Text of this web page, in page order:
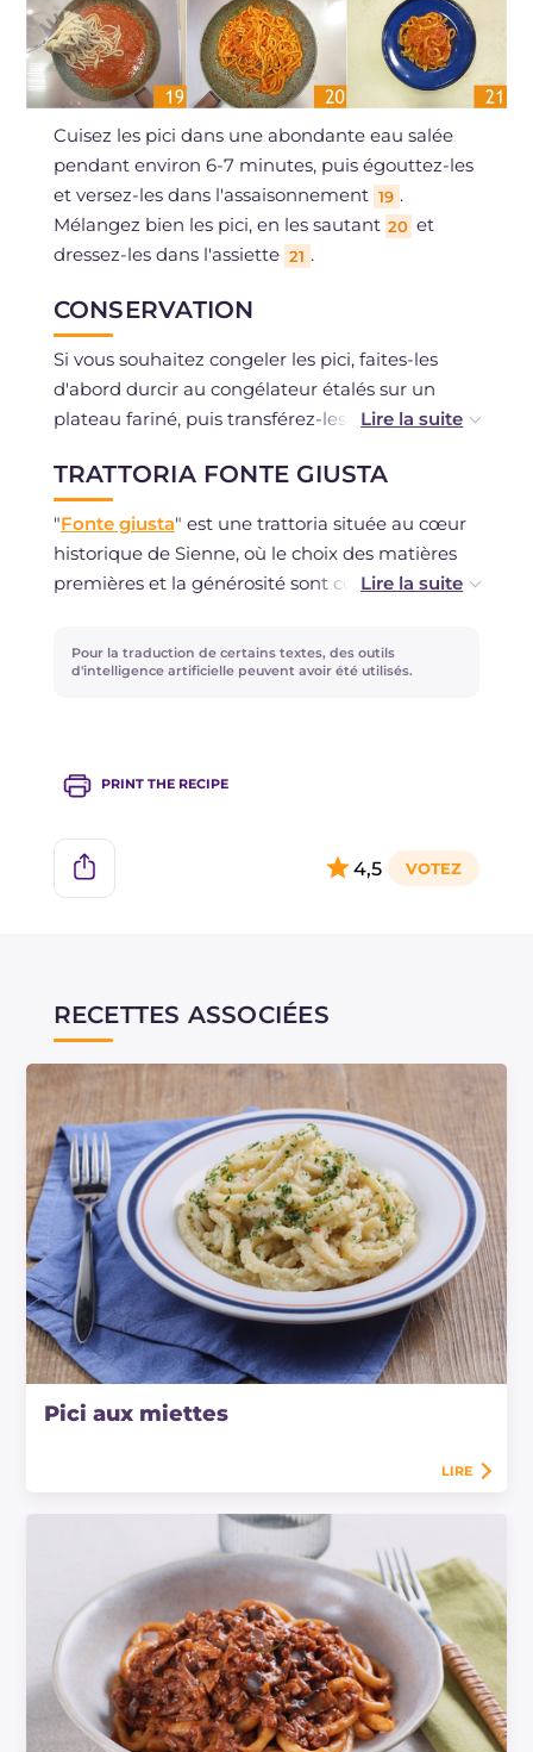
Cuisez les pici dans une abondante eau salée
pendant environ 6-7 minutes, puis égouttez-les
et versez-les dans l'assaisonnement 19 .
Mélangez bien les pici, en les sautant 20 et
dressez-les dans l'assiette 21 .
CONSERVATION
Si vous souhaitez congeler les pici, faites-les
d'abord durcir au congélateur étalés sur un
plateau fariné, puis transférez-les dans les sacs
Les pici toscans assaisonnés se conservent au
réfrigérateur pendant un jour maximum.
TRATTORIA FONTE GIUSTA
"Fonte giusta" est une trattoria située au cœur
historique de Sienne, où le choix des matières
premières et la générosité sont ce sur quoi les
compter. Le pain fait maison, les pâtes fraîches
étalées à la main, les sauces et les recettes de la
de la table", comme aime à le dire le chef
Pour la traduction de certains textes, des outils
d'intelligence artificielle peuvent avoir été utilisés.
PRINT THE RECIPE
4,5
RECETTES ASSOCIÉES
Pici aux miettes
LIRE